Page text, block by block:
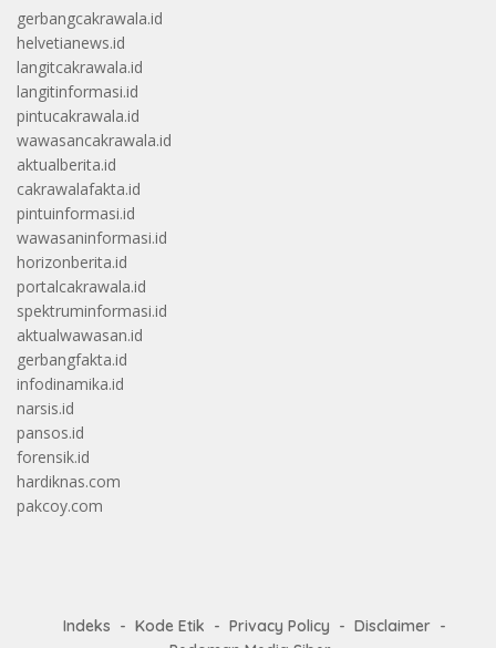
gerbangcakrawala.id
helvetianews.id
langitcakrawala.id
langitinformasi.id
pintucakrawala.id
wawasancakrawala.id
aktualberita.id
cakrawalafakta.id
pintuinformasi.id
wawasaninformasi.id
horizonberita.id
portalcakrawala.id
spektruminformasi.id
aktualwawasan.id
gerbangfakta.id
infodinamika.id
narsis.id
pansos.id
forensik.id
hardiknas.com
pakcoy.com
Indeks Kode Etik Privacy Policy
Disclaimer